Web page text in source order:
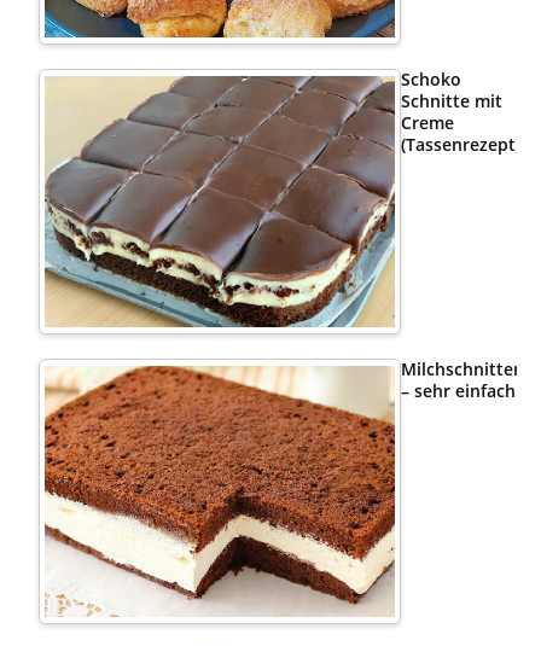
Schoko
Schnitte mit
Creme
(Tassenrezept)
– sehr einfach